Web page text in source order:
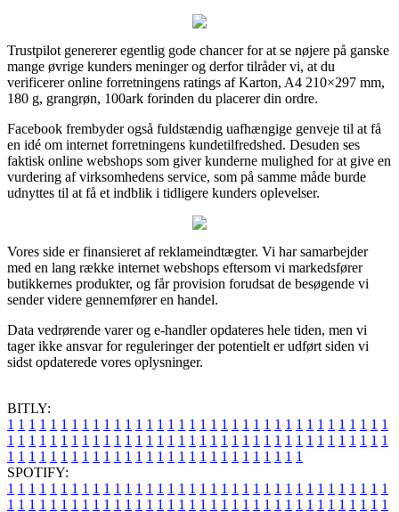
Trustpilot genererer egentlig gode chancer for at se nøjere på ganske
mange øvrige kunders meninger og derfor tilråder vi, at du
verificerer online forretningens ratings af Karton, A4 210×297 mm,
180 g, grangrøn, 100ark forinden du placerer din ordre.
Facebook frembyder også fuldstændig uafhængige genveje til at få
en idé om internet forretningens kundetilfredshed. Desuden ses
faktisk online webshops som giver kunderne mulighed for at give en
vurdering af virksomhedens service, som på samme måde burde
udnyttes til at få et indblik i tidligere kunders oplevelser.
Vores side er finansieret af reklameindtægter. Vi har samarbejder
med en lang række internet webshops eftersom vi markedsfører
butikkernes produkter, og får provision forudsat de besøgende vi
sender videre gennemfører en handel.
Data vedrørende varer og e-handler opdateres hele tiden, men vi
tager ikke ansvar for reguleringer der potentielt er udført siden vi
sidst opdaterede vores oplysninger.
BITLY:
1 1 1 1 1 1 1 1 1 1 1 1 1 1 1 1 1 1 1 1 1 1 1 1 1 1 1 1 1 1 1 1 1 1 1 1
1 1 1 1 1 1 1 1 1 1 1 1 1 1 1 1 1 1 1 1 1 1 1 1 1 1 1 1 1 1 1 1 1 1 1 1
1 1 1 1 1 1 1 1 1 1 1 1 1 1 1 1 1 1 1 1 1 1 1 1 1 1 1 1
SPOTIFY:
1 1 1 1 1 1 1 1 1 1 1 1 1 1 1 1 1 1 1 1 1 1 1 1 1 1 1 1 1 1 1 1 1 1 1 1
1 1 1 1 1 1 1 1 1 1 1 1 1 1 1 1 1 1 1 1 1 1 1 1 1 1 1 1 1 1 1 1 1 1 1 1